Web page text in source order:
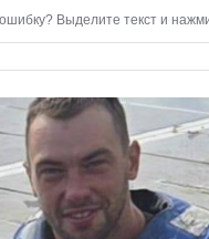
Выделите текст и